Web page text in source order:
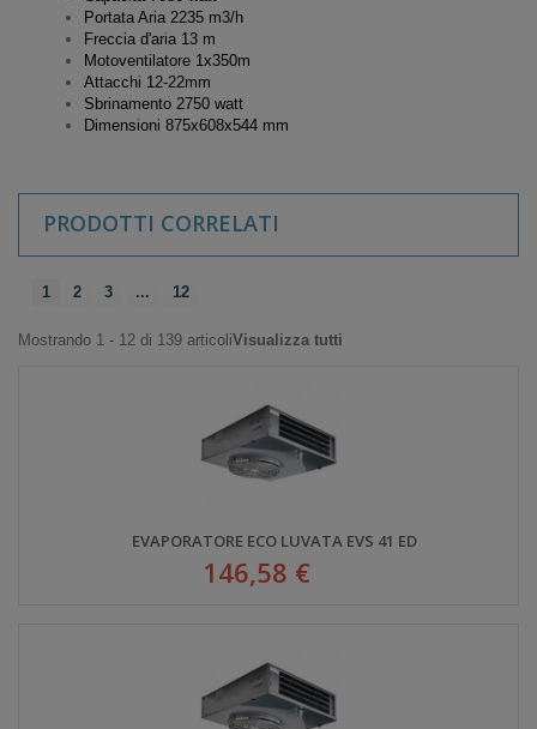
Portata Aria 2235 m3/h
Freccia d'aria 13 m
Motoventilatore 1x350m
Attacchi 12-22mm
Sbrinamento 2750 watt
Dimensioni 875x608x544 mm
PRODOTTI CORRELATI
1 2 3 ... 12
Mostrando 1 - 12 di 139 articoliVisualizza tutti
EVAPORATORE ECO LUVATA EVS 41 ED
146,58 €